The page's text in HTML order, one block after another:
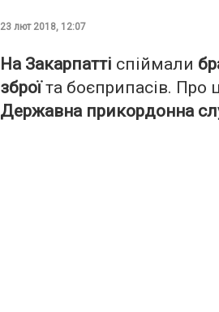
23 лют 2018, 12:07
На Закарпатті спіймали
зброїта боєприпасів. Про
Державна прикордонна